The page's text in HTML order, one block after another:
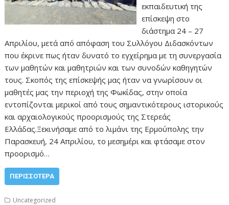
εκπαιδευτική της
επίσκεψη στο
διάστημα 24 – 27
Απριλίου, μετά από απόφαση του Συλλόγου Διδασκόντων
που έκρινε πως ήταν δυνατό το εγχείρημα με τη συνεργασία
των μαθητών και μαθητριών και των συνοδών καθηγητών
τους. Σκοπός της επίσκεψής μας ήταν να γνωρίσουν οι
μαθητές μας την περιοχή της Φωκίδας, στην οποία
εντοπίζονται μερικοί από τους σημαντικότερους ιστορικούς
και αρχαιολογικούς προορισμούς της Στερεάς
Ελλάδας.Ξεκινήσαμε από το λιμάνι της Ερμούπολης την
Παρασκευή, 24 Απριλίου, το μεσημέρι και φτάσαμε στον
προορισμό…
ΠΕΡΙΣΣΌΤΕΡΑ
Uncategorized